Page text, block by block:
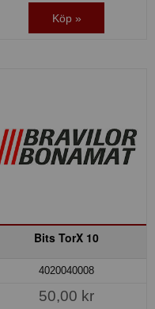
Köp »
Bits TorX 10
4020040008
50,00 kr